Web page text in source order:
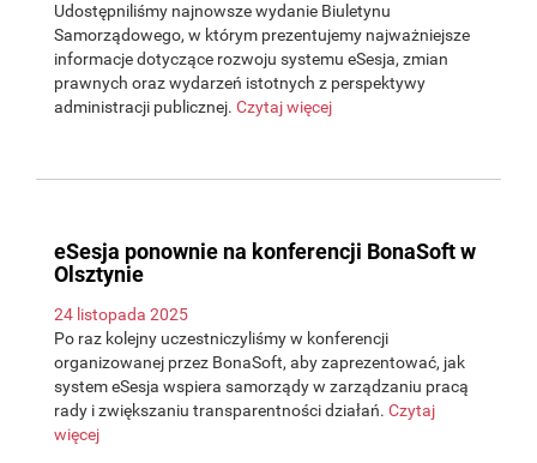
Udostępniliśmy najnowsze wydanie Biuletynu
Samorządowego, w którym prezentujemy najważniejsze
informacje dotyczące rozwoju systemu eSesja, zmian
prawnych oraz wydarzeń istotnych z perspektywy
administracji publicznej. Czytaj więcej
eSesja ponownie na konferencji BonaSoft w
Olsztynie
24 listopada 2025
Po raz kolejny uczestniczyliśmy w konferencji
organizowanej przez BonaSoft, aby zaprezentować, jak
system eSesja wspiera samorządy w zarządzaniu pracą
rady i zwiększaniu transparentności działań. Czytaj
więcej